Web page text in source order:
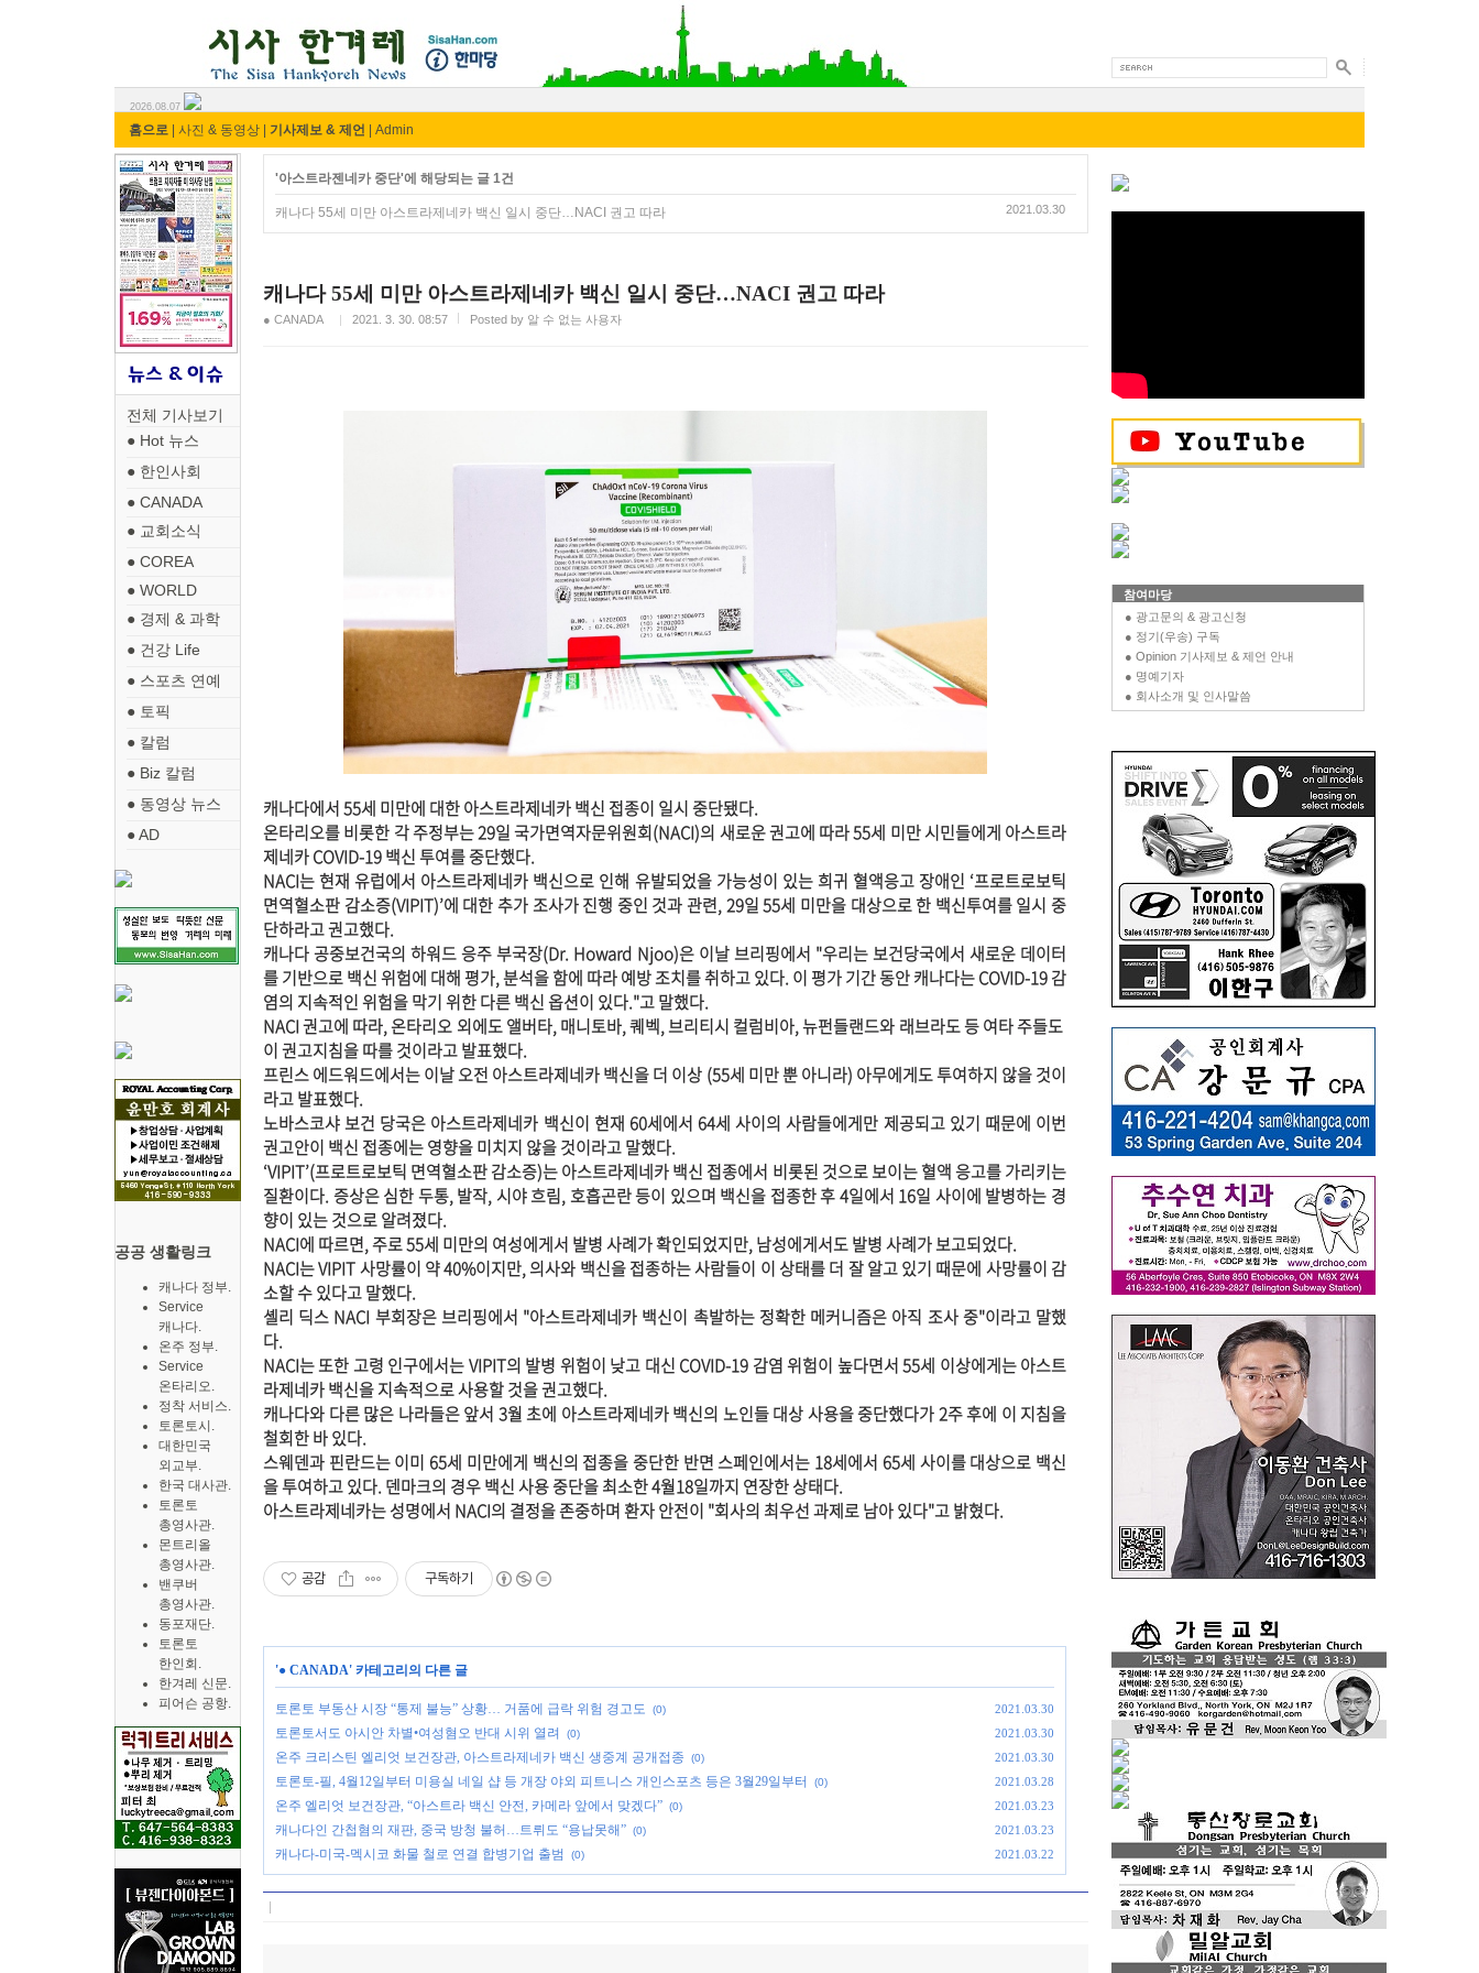
2026.08.07
홈으로 사진 & 동영상 기사제보 & 제언 Admin
전체 기사보기
● Hot 뉴스
● 한인사회
● CANADA
● 교회소식
● COREA
● WORLD
● 경제 & 과학
● 건강 Life
● 스포츠 연예
● 토픽
● 칼럼
● Biz 칼럼
● 동영상 뉴스
● AD
공공 생활링크
캐나다 정부.
Service
캐나다.
온주 정부.
Service
온타리오.
정착 서비스.
토론토시.
대한민국
외교부.
한국 대사관.
토론토
총영사관.
몬트리올
총영사관.
밴쿠버
총영사관.
동포재단.
토론토
한인회.
한겨레 신문.
피어슨 공항.
'아스트라젠네카 중단'에 해당되는 글 1건
2021.03.30
캐나다 55세 미만 아스트라제네카 백신 일시 중단…NACI 권고 따라
캐나다 55세 미만 아스트라제네카 백신 일시 중단…NACI 권고 따라
● CANADA 2021. 3. 30. 08:57 Posted by 알 수 없는 사용자
캐나다에서 55세 미만에 대한 아스트라제네카 백신 접종이 일시 중단됐다.
온타리오를 비롯한 각 주정부는 29일 국가면역자문위원회(NACI)의 새로운 권고에 따라 55세 미만 시민들에게 아스트라
제네카 COVID-19 백신 투여를 중단했다.
NACI는 현재 유럽에서 아스트라제네카 백신으로 인해 유발되었을 가능성이 있는 희귀 혈액응고 장애인 ‘프로트로보틱
면역혈소판 감소증(VIPIT)’에 대한 추가 조사가 진행 중인 것과 관련, 29일 55세 미만을 대상으로 한 백신투여를 일시 중
단하라고 권고했다.
캐나다 공중보건국의 하워드 응주 부국장(Dr. Howard Njoo)은 이날 브리핑에서 "우리는 보건당국에서 새로운 데이터
를 기반으로 백신 위험에 대해 평가, 분석을 함에 따라 예방 조치를 취하고 있다. 이 평가 기간 동안 캐나다는 COVID-19 감
염의 지속적인 위험을 막기 위한 다른 백신 옵션이 있다."고 말했다.
NACI 권고에 따라, 온타리오 외에도 앨버타, 매니토바, 퀘벡, 브리티시 컬럼비아, 뉴펀들랜드와 래브라도 등 여타 주들도
이 권고지침을 따를 것이라고 발표했다.
프린스 에드워드에서는 이날 오전 아스트라제네카 백신을 더 이상 (55세 미만 뿐 아니라) 아무에게도 투여하지 않을 것이
라고 발표했다.
노바스코샤 보건 당국은 아스트라제네카 백신이 현재 60세에서 64세 사이의 사람들에게만 제공되고 있기 때문에 이번
권고안이 백신 접종에는 영향을 미치지 않을 것이라고 말했다.
‘VIPIT’(프로트로보틱 면역혈소판 감소증)는 아스트라제네카 백신 접종에서 비롯된 것으로 보이는 혈액 응고를 가리키는
질환이다. 증상은 심한 두통, 발작, 시야 흐림, 호흡곤란 등이 있으며 백신을 접종한 후 4일에서 16일 사이에 발병하는 경
향이 있는 것으로 알려졌다.
NACI에 따르면, 주로 55세 미만의 여성에게서 발병 사례가 확인되었지만, 남성에게서도 발병 사례가 보고되었다.
NACI는 VIPIT 사망률이 약 40%이지만, 의사와 백신을 접종하는 사람들이 이 상태를 더 잘 알고 있기 때문에 사망률이 감
소할 수 있다고 말했다.
셸리 딕스 NACI 부회장은 브리핑에서 "아스트라제네카 백신이 촉발하는 정확한 메커니즘은 아직 조사 중"이라고 말했
다.
NACI는 또한 고령 인구에서는 VIPIT의 발병 위험이 낮고 대신 COVID-19 감염 위험이 높다면서 55세 이상에게는 아스트
라제네카 백신을 지속적으로 사용할 것을 권고했다.
캐나다와 다른 많은 나라들은 앞서 3월 초에 아스트라제네카 백신의 노인들 대상 사용을 중단했다가 2주 후에 이 지침을
철회한 바 있다.
스웨덴과 핀란드는 이미 65세 미만에게 백신의 접종을 중단한 반면 스페인에서는 18세에서 65세 사이를 대상으로 백신
을 투여하고 있다. 덴마크의 경우 백신 사용 중단을 최소한 4월18일까지 연장한 상태다.
아스트라제네카는 성명에서 NACI의 결정을 존중하며 환자 안전이 "회사의 최우선 과제로 남아 있다"고 밝혔다.
공감 구독하기
'● CANADA' 카테고리의 다른 글
토론토 부동산 시장 “통제 불능” 상황… 거품에 급락 위험 경고도 (0) 2021.03.30
토론토서도 아시안 차별•여성혐오 반대 시위 열려 (0) 2021.03.30
온주 크리스틴 엘리엇 보건장관, 아스트라제네카 백신 생중계 공개접종 (0) 2021.03.30
토론토-필, 4월12일부터 미용실 네일 샵 등 개장 야외 피트니스 개인스포츠 등은 3월29일부터 (0) 2021.03.28
온주 엘리엇 보건장관, “아스트라 백신 안전, 카메라 앞에서 맞겠다” (0) 2021.03.23
캐나다인 간첩혐의 재판, 중국 방청 불허…트뤼도 “용납못해” (0) 2021.03.23
캐나다-미국-멕시코 화물 철로 연결 합병기업 출범 (0) 2021.03.22
참여마당
● 광고문의 & 광고신청
● 정기(우송) 구독
● Opinion 기사제보 & 제언 안내
● 명예기자
● 회사소개 및 인사말씀